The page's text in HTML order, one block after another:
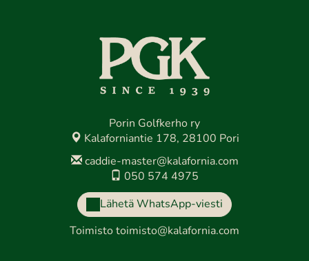
Porin Golfkerho ry
Kalaforniantie 178, 28100 Pori
caddie-master@kalafornia.com
050 574 4975
Lähetä WhatsApp-viesti
Toimisto toimisto@kalafornia.com